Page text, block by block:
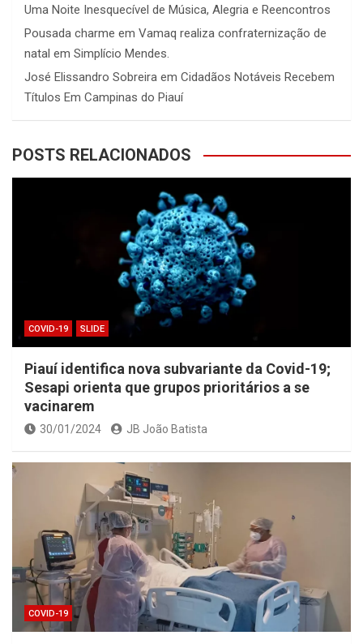
Uma Noite Inesquecível de Música, Alegria e Reencontros
Pousada charme em Vamaq realiza confraternização de
natal em Simplício Mendes.
José Elissandro Sobreira em Cidadãos Notáveis Recebem
Títulos Em Campinas do Piauí
POSTS RELACIONADOS
COVID-19 SLIDE
Piauí identifica nova subvariante da Covid-19;
Sesapi orienta que grupos prioritários a se
vacinarem
30/01/2024 JB João Batista
COVID-19